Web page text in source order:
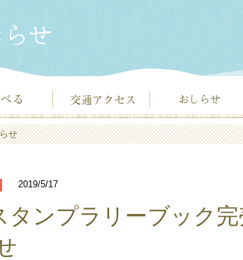
せ
2019/5/17
タンプラリーブック